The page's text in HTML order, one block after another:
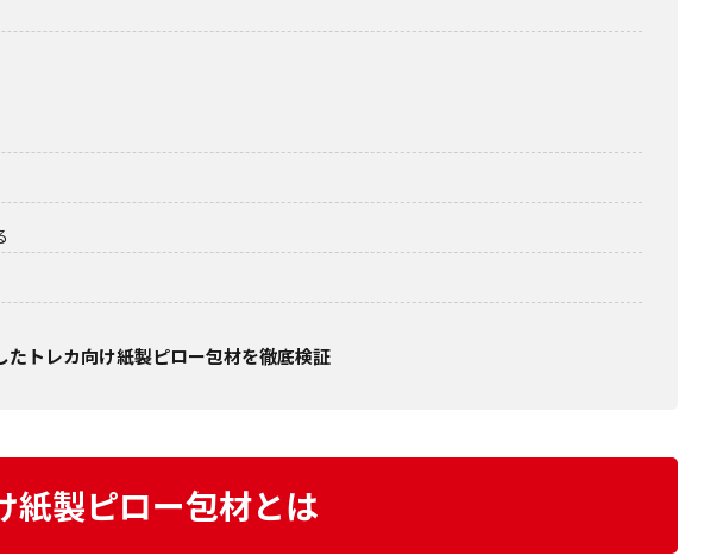
トレカ向け紙製ピロー包材を徹底検証
紙製ピロー包材とは